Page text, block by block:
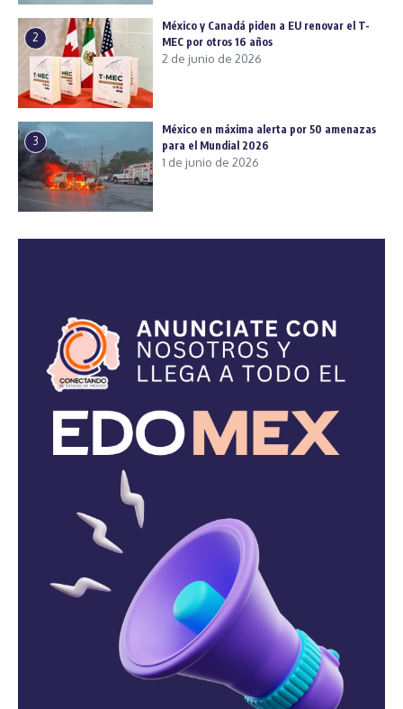
2
México y Canadá piden a EU renovar el T-
MEC por otros 16 años
2 de junio de 2026
3
México en máxima alerta por 50 amenazas
para el Mundial 2026
1 de junio de 2026